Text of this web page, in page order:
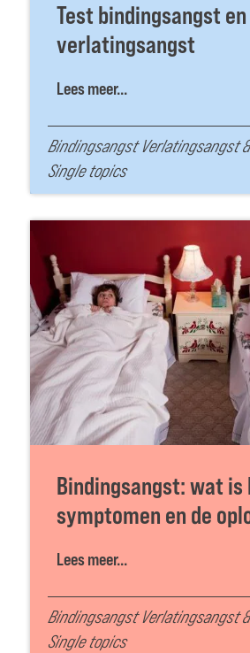
Test bindingsangst en
verlatingsangst
Lees meer...
Bindingsangst Verlatingsangst
Single topics
Bindingsangst: wat is
symptomen en de
Lees meer...
Bindingsangst Verlatingsangst
Single topics